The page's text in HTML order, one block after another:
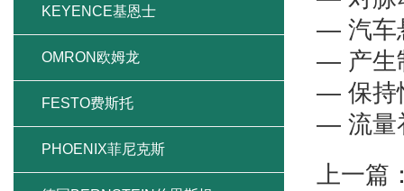
— 汽车
— 产生
— 保持
— 流量
上一篇
KEYENCE基恩士
OMRON欧姆龙
FESTO费斯托
PHOENIX菲尼克斯